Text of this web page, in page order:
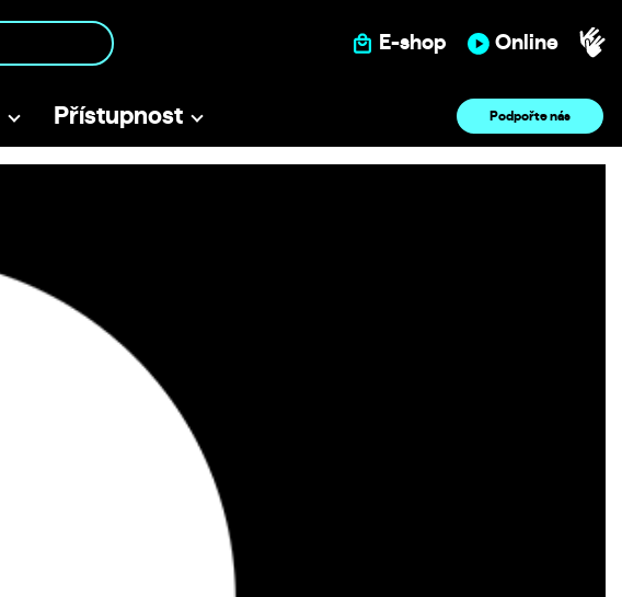
E-shop Online
Přístupnost Podpořte nás